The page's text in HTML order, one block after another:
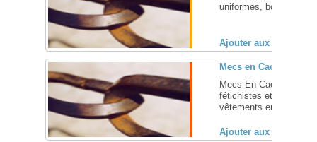
uniformes, bottes... ... [
Ajouter aux favoris
Mecs en
Mecs En Caoutchouc
fétichistes et les
vêtements en
Ajouter aux favoris